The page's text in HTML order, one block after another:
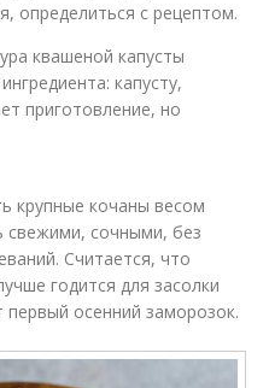
определиться с рецептом.
квашеной капусты
капусту,
приготовление, но
крупные кочаны весом
свежими, сочными, без
Считается, что
годится для засолки
первый осенний заморозок.